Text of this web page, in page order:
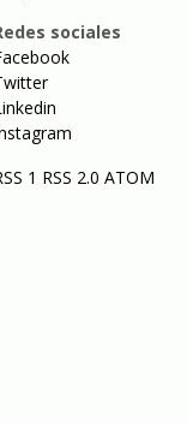
sociales
1 RSS 2.0 ATOM